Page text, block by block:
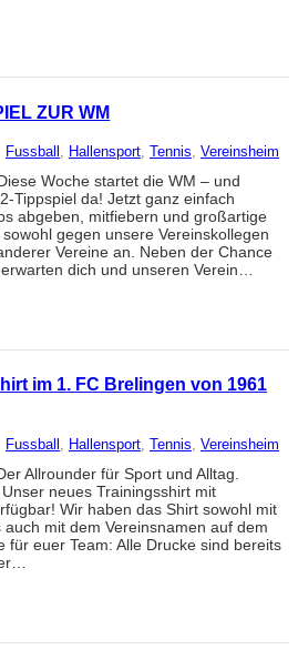
ZUR WM
Fussball , Hallensport, Tennis, Vereinsheim
Woche startet die WM – und
Tippspiel da! Jetzt ganz einfach
abgeben, mitfiebern und großartige
gegen unsere Vereinskollegen
Vereine an. Neben der Chance
dich und unseren Verein…
im 1. FC Brelingen von 1961
Fussball , Hallensport, Tennis, Vereinsheim
Allrounder für Sport und Alltag.
neues Trainingsshirt mit
Wir haben das Shirt sowohl mit
mit dem Vereinsnamen auf dem
für euer Team: Alle Drucke sind bereits